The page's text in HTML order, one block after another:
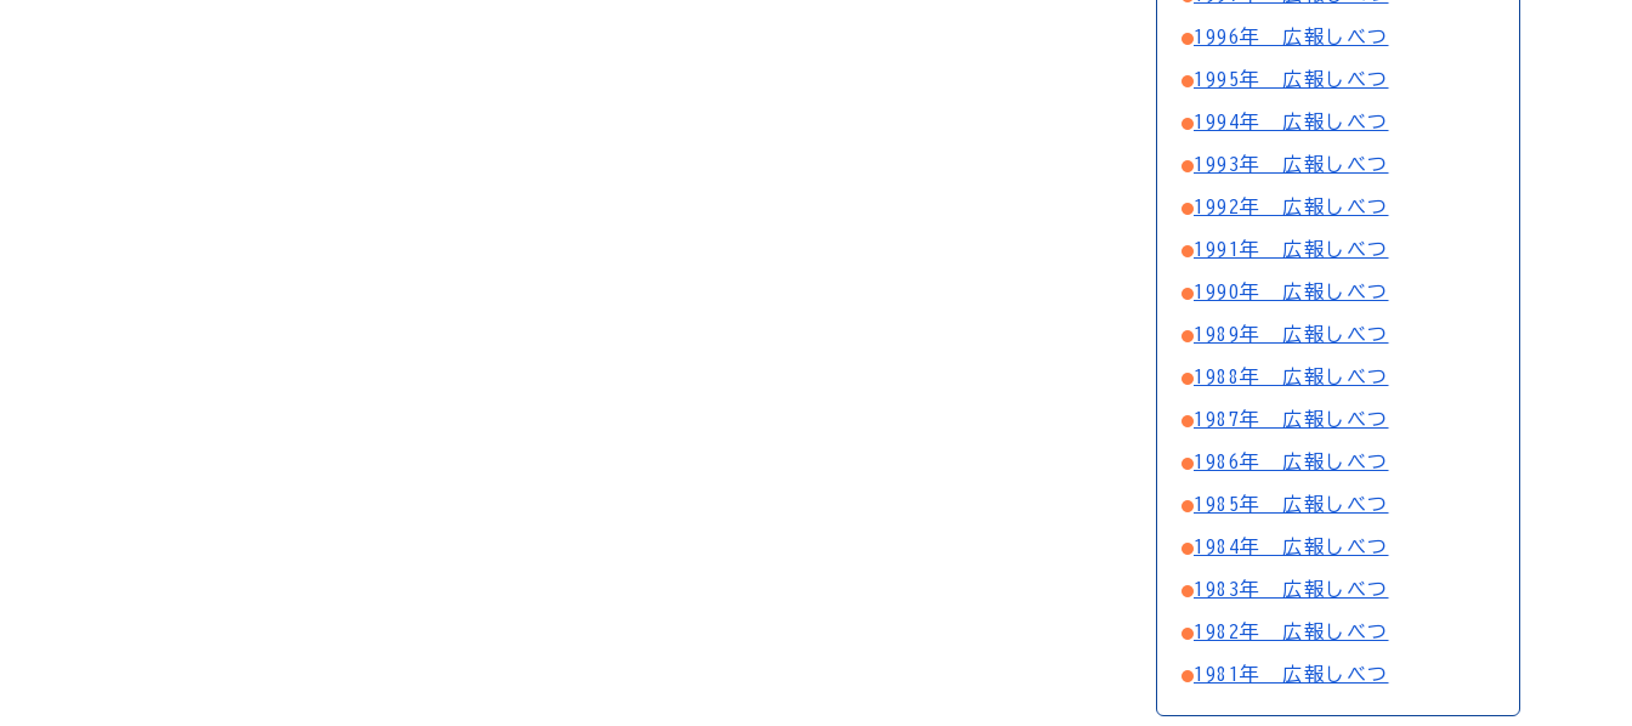
1996年 広報しべつ
1995年 広報しべつ
1994年 広報しべつ
1993年 広報しべつ
1992年 広報しべつ
1991年 広報しべつ
1990年 広報しべつ
1989年 広報しべつ
1988年 広報しべつ
1987年 広報しべつ
1986年 広報しべつ
1985年 広報しべつ
1984年 広報しべつ
1983年 広報しべつ
1982年 広報しべつ
1981年 広報しべつ